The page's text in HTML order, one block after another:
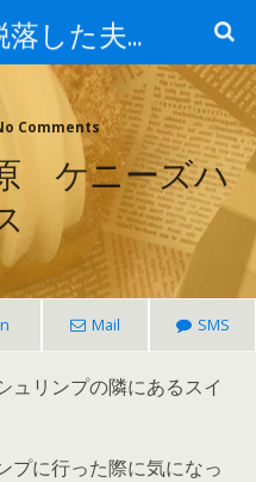
出世競争から脱落した夫と妻の日常
Comments
ケニーズハ
Mail SMS
ュリンプの隣にあるスイ
に行った際に気になっ